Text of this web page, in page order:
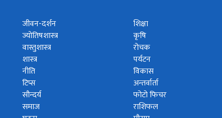
जीवन-दर्शन
ज्योतिषशास्त्र
वास्तुशास्त्र
शास्त्र
नीति
टिप्स
सौन्दर्य
समाज
शिक्षा
कृषि
रोचक
पर्यटन
विकास
अन्तर्वार्ता
फोटो फिचर
राशिफल